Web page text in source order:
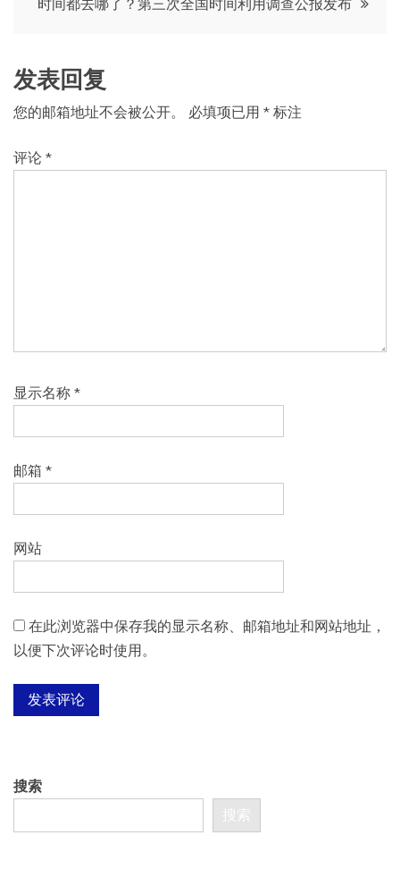
航
时间都去哪了？第三次全国时间利用调查公报发布
发表回复
您的邮箱地址不会被公开。 必填项已用 * 标注
评论 *
显示名称 *
邮箱 *
网站
在此浏览器中保存我的显示名称、邮箱地址和网站地址，
以便下次评论时使用。
搜索
搜索